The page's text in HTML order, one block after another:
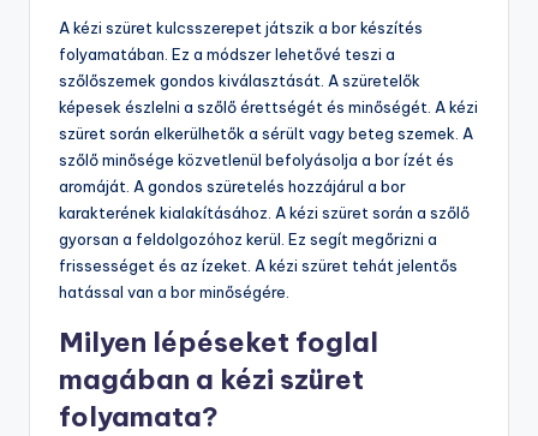
A kézi szüret kulcsszerepet játszik a bor készítés
folyamatában. Ez a módszer lehetővé teszi a
szőlőszemek gondos kiválasztását. A szüretelők
képesek észlelni a szőlő érettségét és minőségét. A kézi
szüret során elkerülhetők a sérült vagy beteg szemek. A
szőlő minősége közvetlenül befolyásolja a bor ízét és
aromáját. A gondos szüretelés hozzájárul a bor
karakterének kialakításához. A kézi szüret során a szőlő
gyorsan a feldolgozóhoz kerül. Ez segít megőrizni a
frissességet és az ízeket. A kézi szüret tehát jelentős
hatással van a bor minőségére.
Milyen lépéseket foglal
magában a kézi szüret
folyamata?